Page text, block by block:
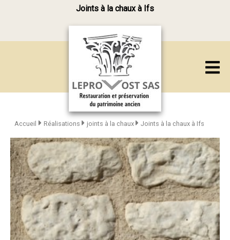
Joints à la chaux à Ifs
Accueil Réalisations joints à la chaux Joints à la chaux à Ifs